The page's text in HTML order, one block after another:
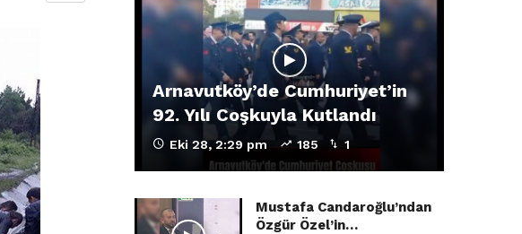
Arnavutköy’de Cumhuriyet’in
92. Yılı Coşkuyla Kutlandı
Eki 28, 2:29 pm 185 1
Mustafa Candaroğlu’ndan
Özgür Özel’in…